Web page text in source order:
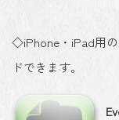
◇iPhone・iPad用
ドできます。